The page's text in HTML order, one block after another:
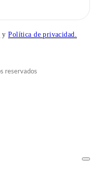
yPolítica de privacidad.
reservados